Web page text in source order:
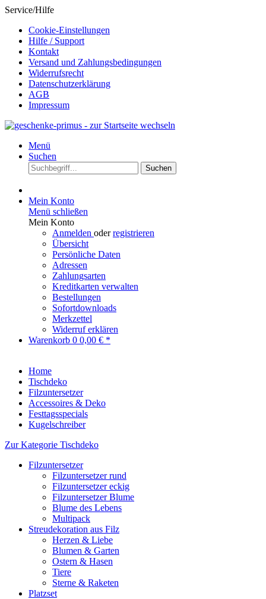
Service/Hilfe
Cookie-Einstellungen
Hilfe / Support
Kontakt
Versand und Zahlungsbedingungen
Widerrufsrecht
Datenschutzerklärung
AGB
Impressum
Menü
Suchen
Suchen
Mein Konto
Menü schließen
Mein Konto
Anmelden oderregistrieren
Übersicht
Persönliche Daten
Adressen
Zahlungsarten
Kreditkarten verwalten
Bestellungen
Sofortdownloads
Merkzettel
Widerruf erklären
Warenkorb 0 0,00 € *
Home
Tischdeko
Filzuntersetzer
Accessoires & Deko
Festtagsspecials
Kugelschreiber
Zur Kategorie Tischdeko
Filzuntersetzer
Filzuntersetzer rund
Filzuntersetzer eckig
Filzuntersetzer Blume
Blume des Lebens
Multipack
Streudekoration aus Filz
Herzen & Liebe
Blumen & Garten
Ostern & Hasen
Tiere
Sterne & Raketen
Platzset